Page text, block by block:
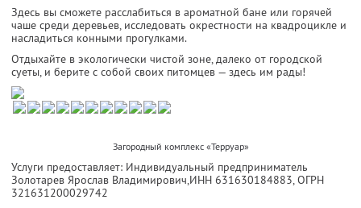
Здесь вы сможете расслабиться в ароматной бане или горячей
чаше среди деревьев, исследовать окрестности на квадроцикле и
насладиться конными прогулками.
Отдыхайте в экологически чистой зоне, далеко от городской
суеты, и берите с собой своих питомцев — здесь им рады!
Загородный комплекс «Терруар»
Услуги предоставляет: Индивидуальный предприниматель
Золотарев Ярослав Владимирович,ИНН 631630184883, ОГРН
321631200029742